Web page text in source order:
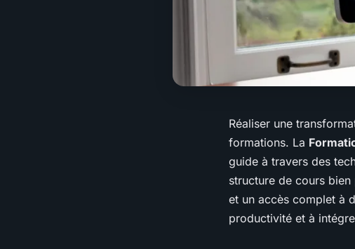
Réaliser une
formations. La
guide à travers des
structure de cours
et un accès complet à
productivité et à